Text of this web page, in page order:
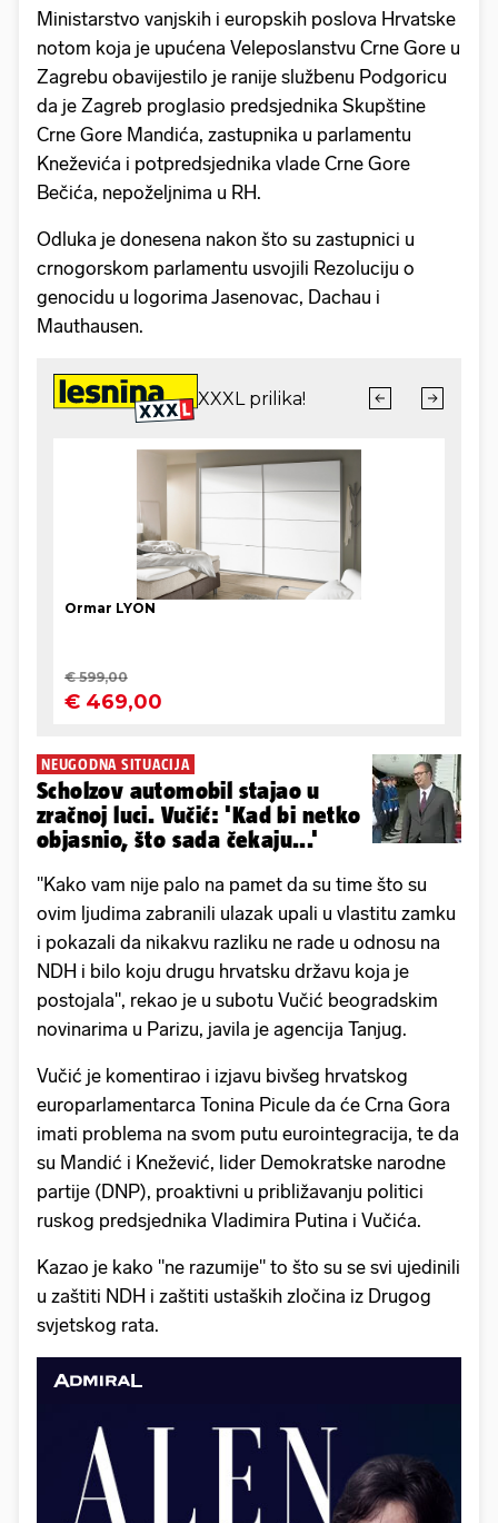
Ministarstvo vanjskih i europskih poslova Hrvatske
notom koja je upućena Veleposlanstvu Crne Gore u
Zagrebu obavijestilo je ranije službenu Podgoricu
da je Zagreb proglasio predsjednika Skupštine
Crne Gore Mandića, zastupnika u parlamentu
Kneževića i potpredsjednika vlade Crne Gore
Bečića, nepoželjnima u RH.
Odluka je donesena nakon što su zastupnici u
crnogorskom parlamentu usvojili Rezoluciju o
genocidu u logorima Jasenovac, Dachau i
Mauthausen.
NEUGODNA SITUACIJA
Scholzov automobil stajao u
zračnoj luci. Vučić: 'Kad bi netko
objasnio, što sada čekaju...'
"Kako vam nije palo na pamet da su time što su
ovim ljudima zabranili ulazak upali u vlastitu zamku
i pokazali da nikakvu razliku ne rade u odnosu na
NDH i bilo koju drugu hrvatsku državu koja je
postojala", rekao je u subotu Vučić beogradskim
novinarima u Parizu, javila je agencija Tanjug.
Vučić je komentirao i izjavu bivšeg hrvatskog
europarlamentarca Tonina Picule da će Crna Gora
imati problema na svom putu eurointegracija, te da
su Mandić i Knežević, lider Demokratske narodne
partije (DNP), proaktivni u približavanju politici
ruskog predsjednika Vladimira Putina i Vučića.
Kazao je kako "ne razumije" to što su se svi ujedinili
u zaštiti NDH i zaštiti ustaških zločina iz Drugog
svjetskog rata.